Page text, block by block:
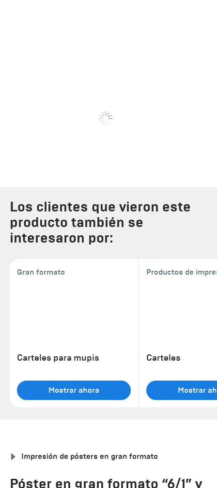
Los clientes que vieron este
producto también se
interesaron por:
Gran formato
Carteles para mupis
Mostrar ahora
Productos de
Carteles
Mostrar
Impresión de pósters en gran formato
Póster en gran formato “6/1” y